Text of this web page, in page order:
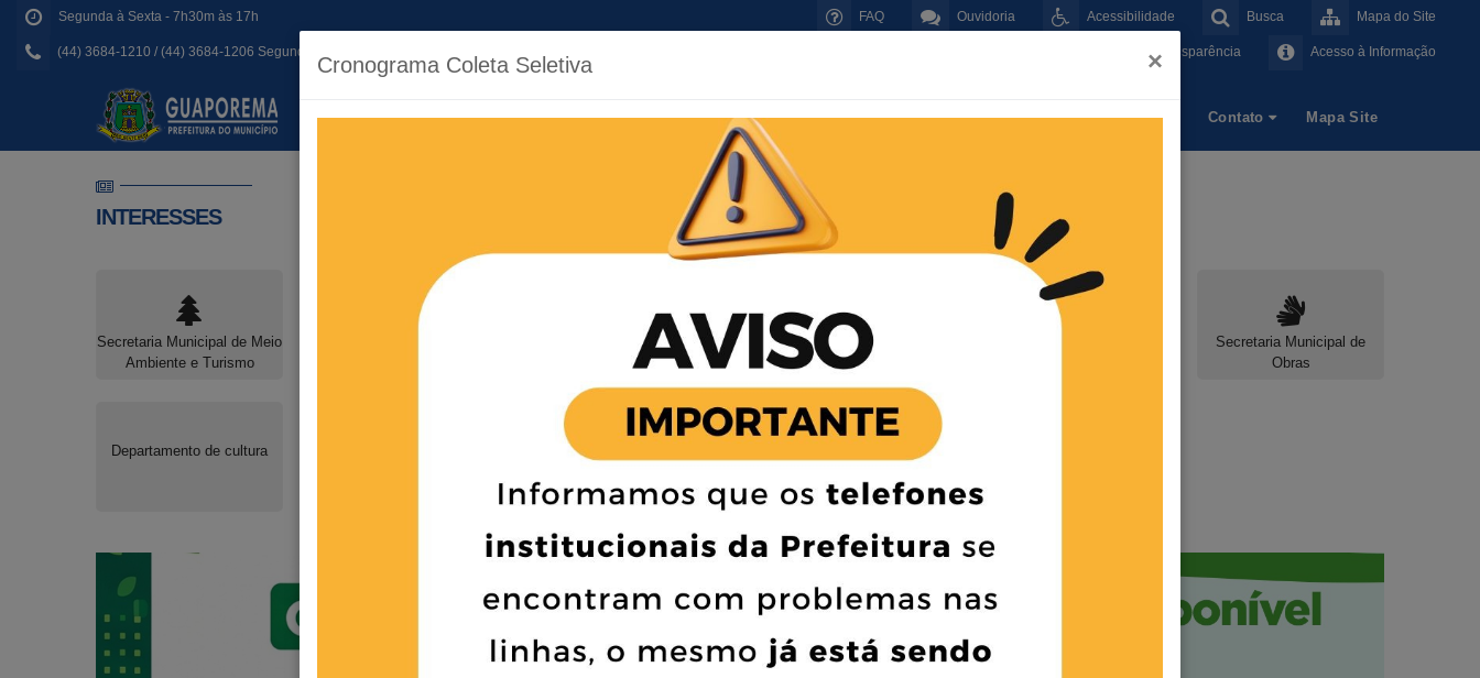
Segunda à Sexta - 7h30m às 17h
(44) 3684-1210 / (44) 3684-1206 Segunda à Sexta - 7h30m às 17h
Mapa do Site
Busca
Acessibilidade
Ouvidoria
FAQ
Acesso à Informação
Portal da Transparência
Início Município Prefeitura Secretarias Cidadão Empresa Imprensa Contato Mapa Site
INTERESSES
Secretaria Municipal de Meio
Ambiente e Turismo
Secretaria de Esportes
Secretaria Municipal de
Educação
Secretaria Municipal de
Obras
Departamento de cultura
Comunicação
Cronograma Coleta Seletiva ×